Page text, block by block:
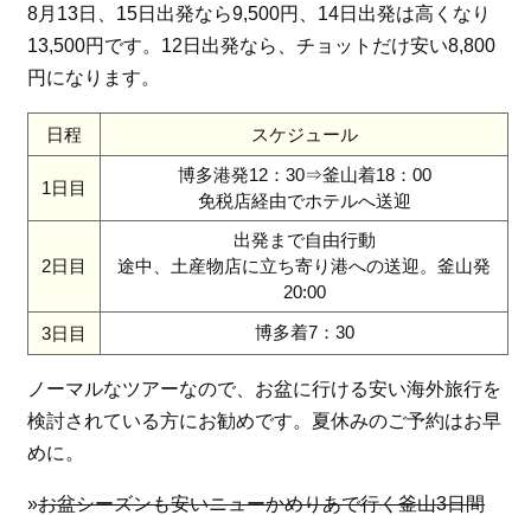
8月13日、15日出発なら9,500円、14日出発は高くなり
13,500円です。12日出発なら、チョットだけ安い8,800
円になります。
日程 スケジュール
1日目
博多港発12：30⇒釜山着18：00
免税店経由でホテルへ送迎
2日目
出発まで自由行動
途中、土産物店に立ち寄り港への送迎。釜山発
20:00
3日目 博多着7：30
ノーマルなツアーなので、お盆に行ける安い海外旅行を
検討されている方にお勧めです。夏休みのご予約はお早
めに。
»お盆シーズンも安いニューかめりあで行く釜山3日間